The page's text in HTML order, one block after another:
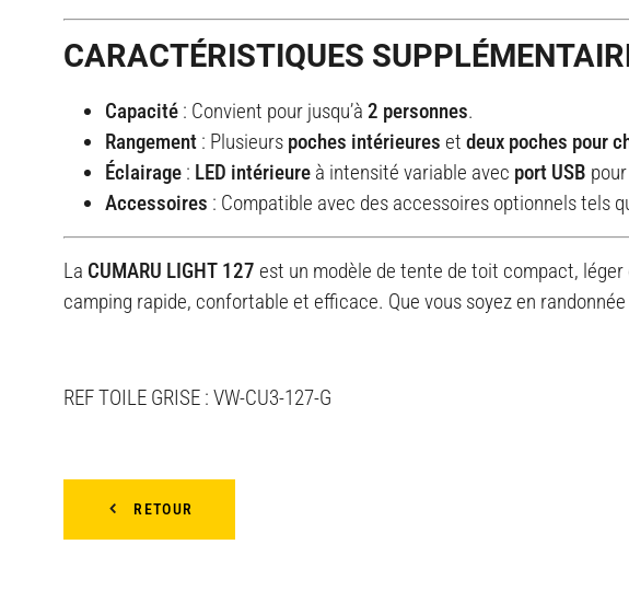
CARACTÉRISTIQUES
Capacité : Convient pour jusqu’à 2 personnes.
Rangement : Plusieurs poches intérieures et deux poches pour
Éclairage : LED intérieure à intensité variable avec port USB
Accessoires : Compatible avec des accessoires optionnels tels
La CUMARU LIGHT 127 est un modèle de tente de toit compact,
camping rapide, confortable et efficace. Que vous soyez en
REF TOILE GRISE : VW-CU3-127-G
RETOUR